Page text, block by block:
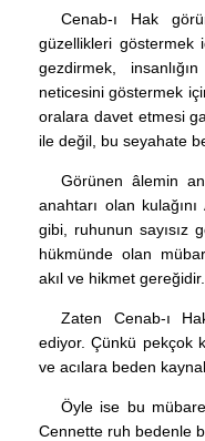
Cenab-ı Hak
güzellikleri göstermek
gezdirmek,
neticesini göstermek
oralara davet etmesi
ile değil, bu seyahate
Görünen âlemin
anahtarı olan
gibi, ruhunun sayısız
hükmünde olan
akıl ve hikmet gereğidir.
Zaten Cenab-ı
ediyor. Çünkü pekçok
ve acılara beden
Öyle ise bu
Cennette ruh bedenle